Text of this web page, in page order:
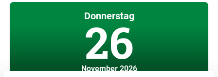
Donnerstag
26
November 2026